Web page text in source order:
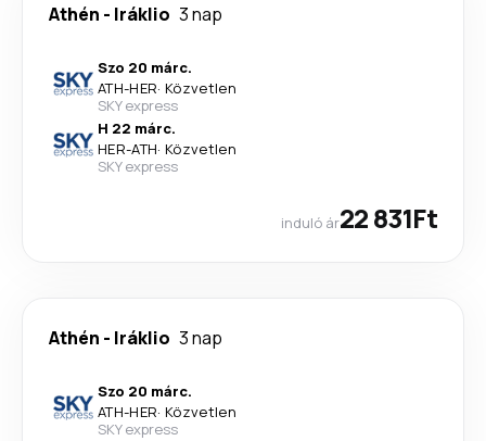
Athén - Iráklio 3 nap
Szo 20 márc.
ATH-HER· Közvetlen
SKY express
H 22 márc.
HER-ATH· Közvetlen
SKY express
induló ár22 831Ft
Athén - Iráklio 3 nap
Szo 20 márc.
ATH-HER· Közvetlen
SKY express